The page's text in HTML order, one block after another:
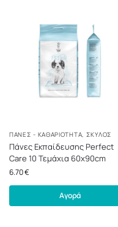
ΠΆΝΕΣ - ΚΑΘΑΡΙΌΤΗΤΑ, ΣΚΎΛΟΣ
Πάνες Εκπαίδευσης Perfect
Care 10 Τεμάχια 60x90cm
6.70€
Αγορά